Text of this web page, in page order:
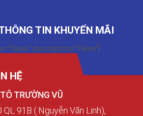
TIN KHUYẾN MÃI
description="false"]
HỆ
TRƯỜNG VŨ
91B ( Nguyễn Văn Linh),